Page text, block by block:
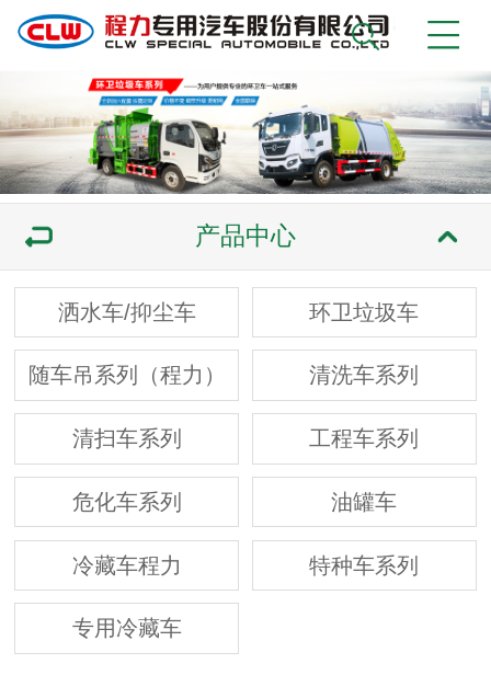
产品中心
洒水车/抑尘车 环卫垃圾车
随车吊系列（程力） 清洗车系列
清扫车系列 工程车系列
危化车系列 油罐车
冷藏车程力 特种车系列
专用冷藏车